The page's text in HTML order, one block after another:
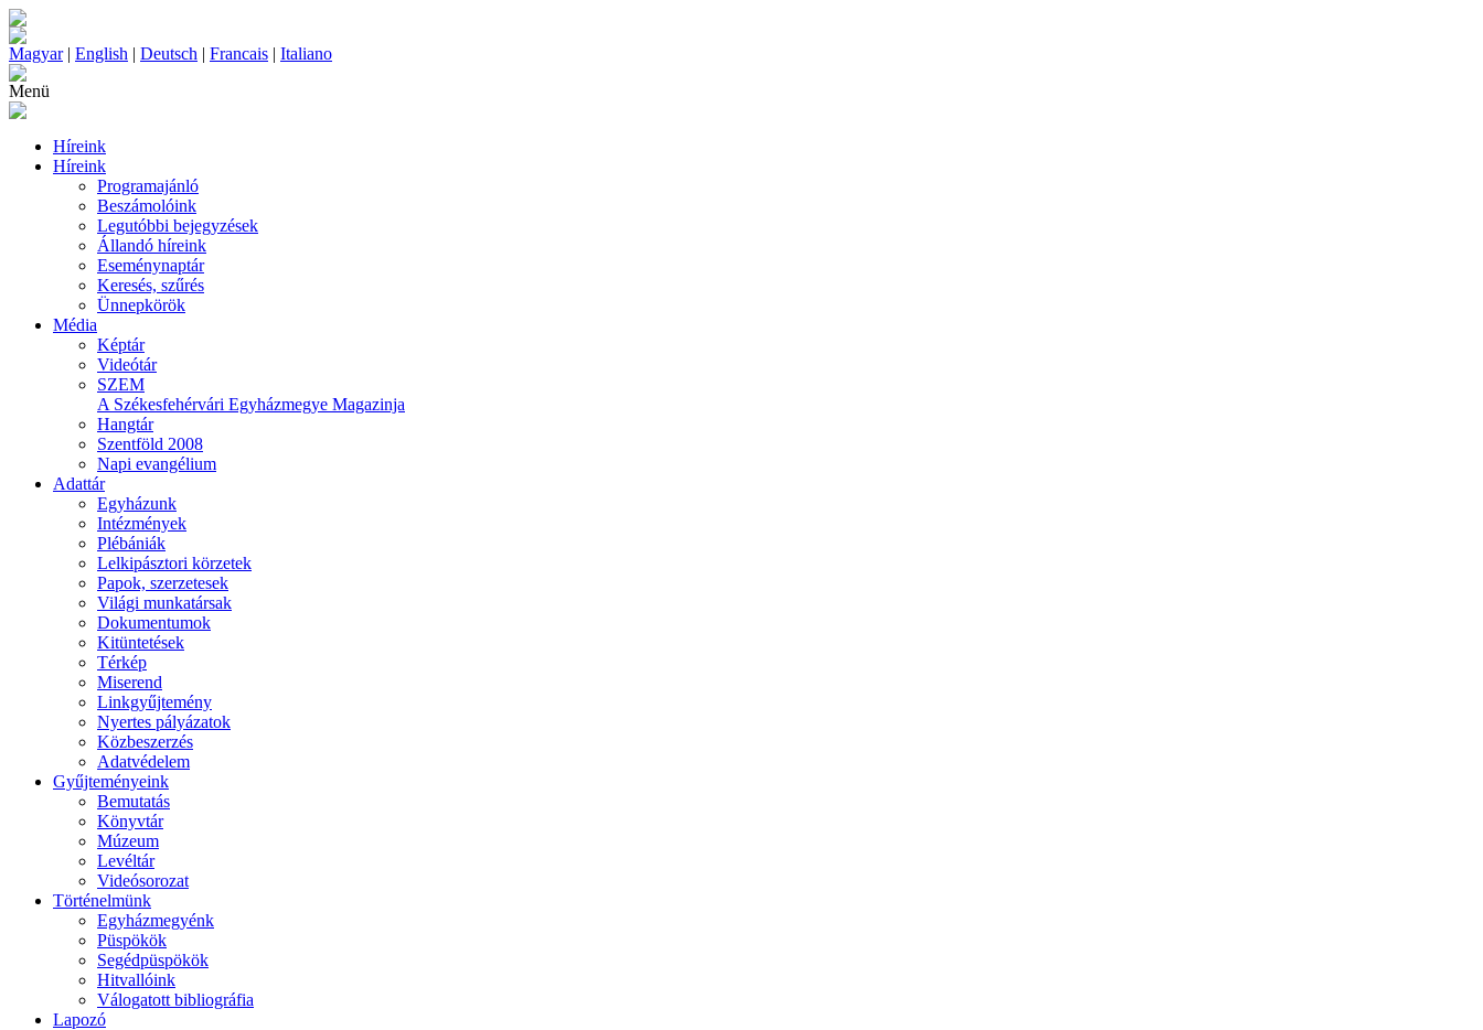
Magyar| English | Deutsch | Francais | Italiano
Menü
Híreink
Híreink
Programajánló
Beszámolóink
Legutóbbi bejegyzések
Állandó híreink
Eseménynaptár
Keresés, szűrés
Ünnepkörök
Média
Képtár
Videótár
SZEM
A Székesfehérvári Egyházmegye Magazinja
Hangtár
Szentföld 2008
Napi evangélium
Adattár
Egyházunk
Intézmények
Plébániák
Lelkipásztori körzetek
Papok, szerzetesek
Világi munkatársak
Dokumentumok
Kitüntetések
Térkép
Miserend
Linkgyűjtemény
Nyertes pályázatok
Közbeszerzés
Adatvédelem
Gyűjteményeink
Bemutatás
Könyvtár
Múzeum
Levéltár
Videósorozat
Történelmünk
Egyházmegyénk
Püspökök
Segédpüspökök
Hitvallóink
Válogatott bibliográfia
Lapozó